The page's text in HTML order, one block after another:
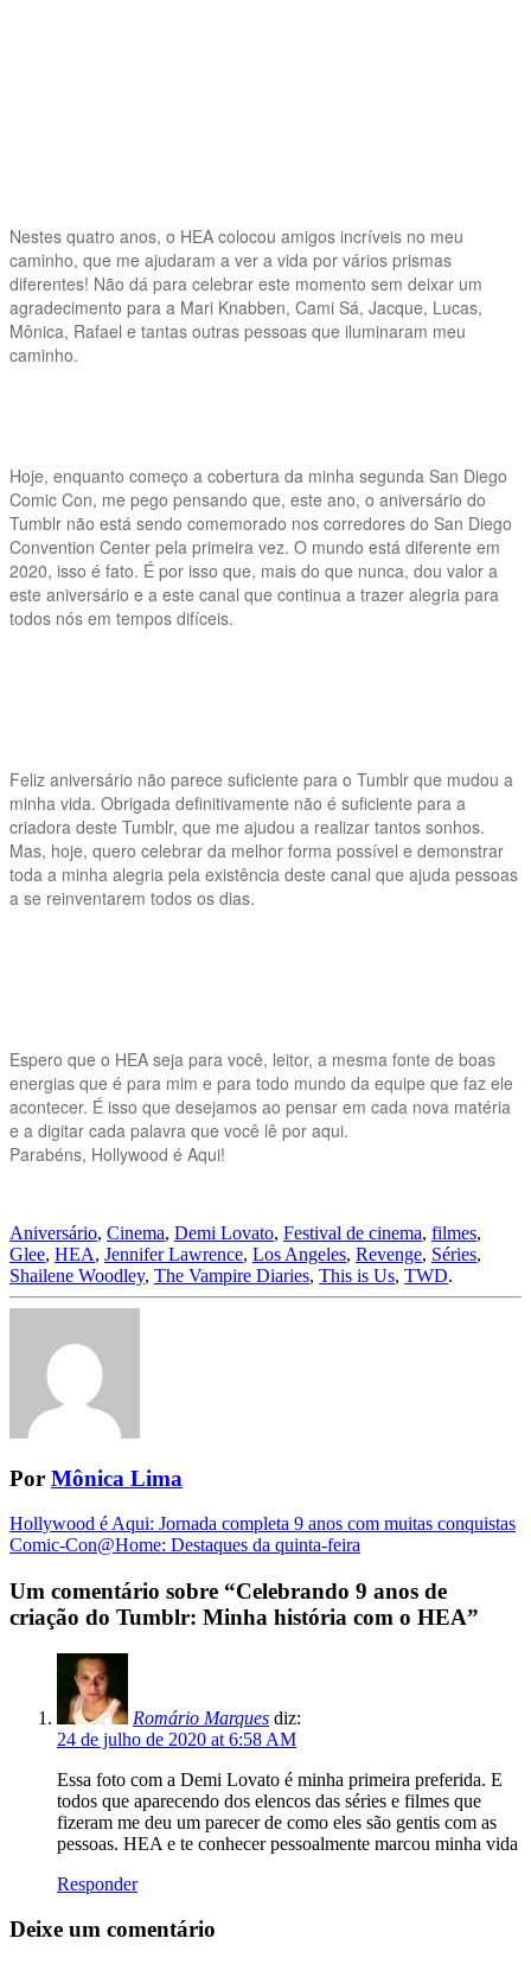
Nestes quatro anos, o HEA colocou amigos incríveis no meu
caminho, que me ajudaram a ver a vida por vários prismas
diferentes! Não dá para celebrar este momento sem deixar um
agradecimento para a Mari Knabben, Cami Sá, Jacque, Lucas,
Mônica, Rafael e tantas outras pessoas que iluminaram meu
caminho.
Hoje, enquanto começo a cobertura da minha segunda San Diego
Comic Con, me pego pensando que, este ano, o aniversário do
Tumblr não está sendo comemorado nos corredores do San Diego
Convention Center pela primeira vez. O mundo está diferente em
2020, isso é fato. É por isso que, mais do que nunca, dou valor a
este aniversário e a este canal que continua a trazer alegria para
todos nós em tempos difíceis.
Feliz aniversário não parece suficiente para o Tumblr que mudou a
minha vida. Obrigada definitivamente não é suficiente para a
criadora deste Tumblr, que me ajudou a realizar tantos sonhos.
Mas, hoje, quero celebrar da melhor forma possível e demonstrar
toda a minha alegria pela existência deste canal que ajuda pessoas
a se reinventarem todos os dias.
Espero que o HEA seja para você, leitor, a mesma fonte de boas
energias que é para mim e para todo mundo da equipe que faz ele
acontecer. É isso que desejamos ao pensar em cada nova matéria
e a digitar cada palavra que você lê por aqui.
Parabéns, Hollywood é Aqui!
Aniversário, Cinema, Demi Lovato, Festival de cinema, filmes,
Glee, HEA, Jennifer Lawrence, Los Angeles, Revenge, Séries,
Shailene Woodley, The Vampire Diaries, This is Us, TWD.
Por Mônica Lima
Navegação
da
Postagem
Hollywood é Aqui: Jornada completa 9 anos com muitas conquistas
Comic-Con@Home: Destaques da quinta-feira
Um comentário sobre “Celebrando 9 anos de
criação do Tumblr: Minha história com o HEA”
Romário Marques diz:
24 de julho de 2020 at 6:58 AM
Essa foto com a Demi Lovato é minha primeira preferida. E
todos que aparecendo dos elencos das séries e filmes que
fizeram me deu um parecer de como eles são gentis com as
pessoas. HEA e te conhecer pessoalmente marcou minha vida
Responder
Deixe um comentário